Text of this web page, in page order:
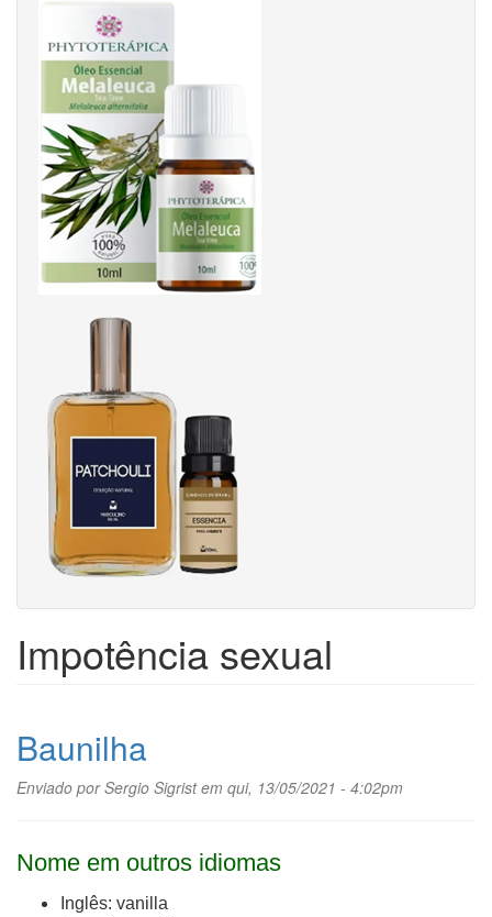
Impotência sexual
Baunilha
Enviado porSergio Sigristem qui, 13/05/2021 - 4:02pm
Nome em outros idiomas
Inglês: vanilla